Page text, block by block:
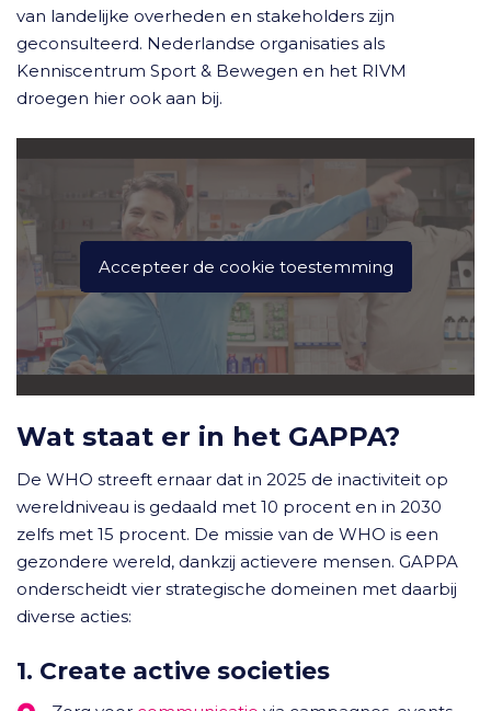
van landelijke overheden en stakeholders zijn
geconsulteerd. Nederlandse organisaties als
Kenniscentrum Sport & Bewegen en het RIVM
droegen hier ook aan bij.
Accepteer de cookie toestemming
Wat staat er in het GAPPA?
De WHO streeft ernaar dat in 2025 de inactiviteit op
wereldniveau is gedaald met 10 procent en in 2030
zelfs met 15 procent. De missie van de WHO is een
gezondere wereld, dankzij actievere mensen. GAPPA
onderscheidt vier strategische domeinen met daarbij
diverse acties:
1. Create active societies